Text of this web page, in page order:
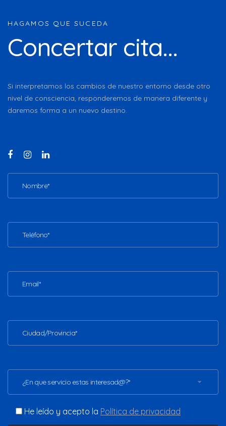
HAGAMOS QUE SUCEDA
Concertar cita...
Si interpretamos los cambios de nuestro entorno desde otro
nivel de consciencia, responderemos de manera diferente y
daremos forma a un nuevo destino.
¿En que servicio estas interesad@?*
He leído y acepto la Política de privacidad